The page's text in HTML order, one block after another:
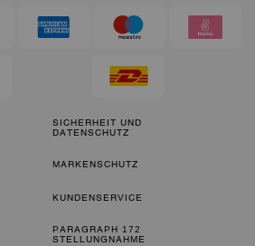
SICHERHEIT UND
DATENSCHUTZ
MARKENSCHUTZ
KUNDENSERVICE
PARAGRAPH 172
STELLUNGNAHME